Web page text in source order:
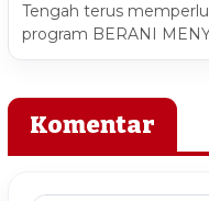
Tengah terus
program BERANI
Komentar